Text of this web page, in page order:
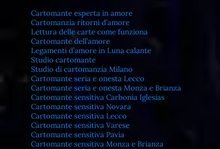
Cartomante esperta in amore
Cartomanzia ritorni d’amore
Lettura delle carte come funziona
Cartomante dell’amore
Legamenti d’amore in Luna calante
Studio cartomante
Studio di cartomanzia Milano
Cartomante seria e onesta Lecco
Cartomante seria e onesta Monza e Brianza
Cartomante sensitiva Carbonia Iglesias
Cartomante sensitiva Novara
Cartomante sensitiva Lecco
Cartomante sensitiva Varese
Cartomante sensitiva Pavia
Cartomante sensitiva Monza e Brianza